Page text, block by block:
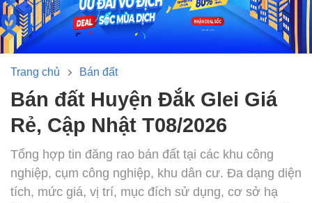
Trang chủ Bán đất
Bán đất Huyện Đắk Glei Giá
Rẻ, Cập Nhật T08/2026
Tổng hợp tin đăng rao bán đất tại các khu công
nghiệp, cụm công nghiệp, khu dân cư. Đa dạng diện
tích, mức giá, vị trí, mục đích sử dụng, cơ sở hạ